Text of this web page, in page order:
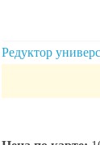
Редуктор